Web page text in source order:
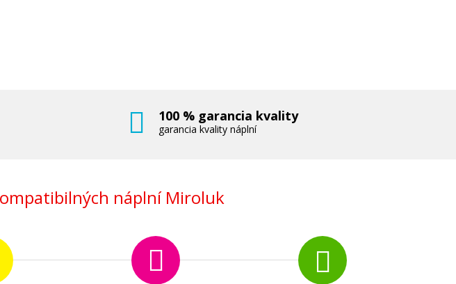
100 % garancia kvality
garancia kvality náplní
náplní Miroluk